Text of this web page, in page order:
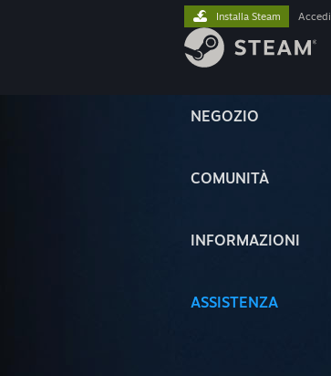
NEGOZIO
COMUNITÀ
INFORMAZIONI
ASSISTENZA
Installa Steam Accedi